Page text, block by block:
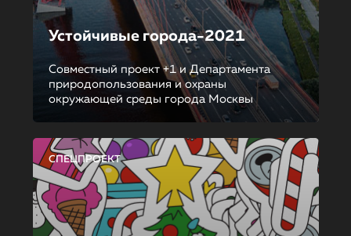
Устойчивые города-2021
Совместный проект +1 и Департамента
природопользования и охраны
окружающей среды города Москвы
СПЕЦПРОЕКТ